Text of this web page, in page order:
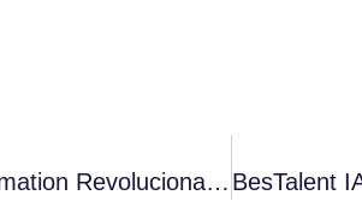
La Inteligencia Artificial Y El Marketing Automation Revolucionan El Sector Del Ocio Y Entretenimiento